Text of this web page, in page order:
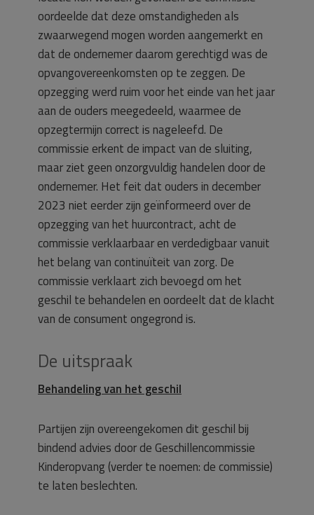
oordeelde dat deze omstandigheden als
zwaarwegend mogen worden aangemerkt en
dat de ondernemer daarom gerechtigd was de
opvangovereenkomsten op te zeggen. De
opzegging werd ruim voor het einde van het jaar
aan de ouders meegedeeld, waarmee de
opzegtermijn correct is nageleefd. De
commissie erkent de impact van de sluiting,
maar ziet geen onzorgvuldig handelen door de
ondernemer. Het feit dat ouders in december
2023 niet eerder zijn geïnformeerd over de
opzegging van het huurcontract, acht de
commissie verklaarbaar en verdedigbaar vanuit
het belang van continuïteit van zorg. De
commissie verklaart zich bevoegd om het
geschil te behandelen en oordeelt dat de klacht
van de consument ongegrond is.
De uitspraak
Behandeling van het geschil
Partijen zijn overeengekomen dit geschil bij
bindend advies door de Geschillencommissie
Kinderopvang (verder te noemen: de commissie)
te laten beslechten.